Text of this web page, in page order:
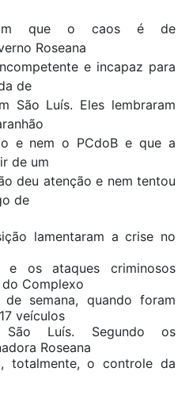
que o caos é de
Roseana
e incapaz para
de
São Luís. Eles lembraram
e nem o PCdoB e que a
de um
deu atenção e nem tentou
de
lamentaram a crise no
e os ataques criminosos
Complexo
semana, quando foram
veículos
Luís. Segundo os
Roseana
totalmente, o controle da